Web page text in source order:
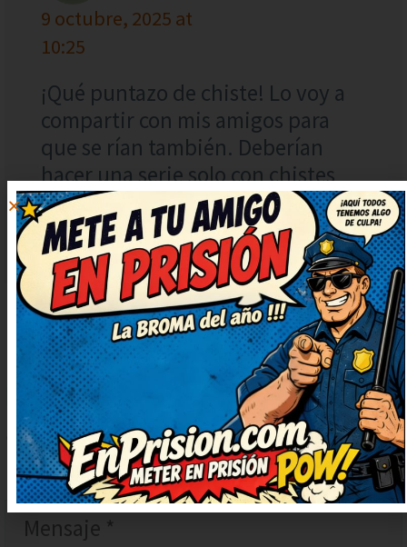
9 octubre, 2025 at
10:25
¡Qué puntazo de chiste! Lo voy a
compartir con mis amigos para
que se rían también. Deberían
hacer una serie solo con chistes
como este. Qué arte, ojalá subáis
más chistes así.
DEJAR
UN
COMENTARIO